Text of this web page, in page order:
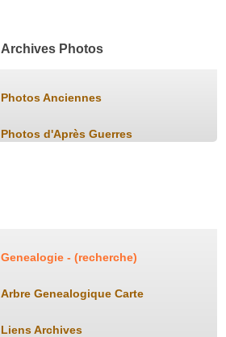
Archives Photos
Photos Anciennes
Photos d'Après Guerres
Genealogie - (recherche)
Arbre Genealogique Carte
Liens Archives